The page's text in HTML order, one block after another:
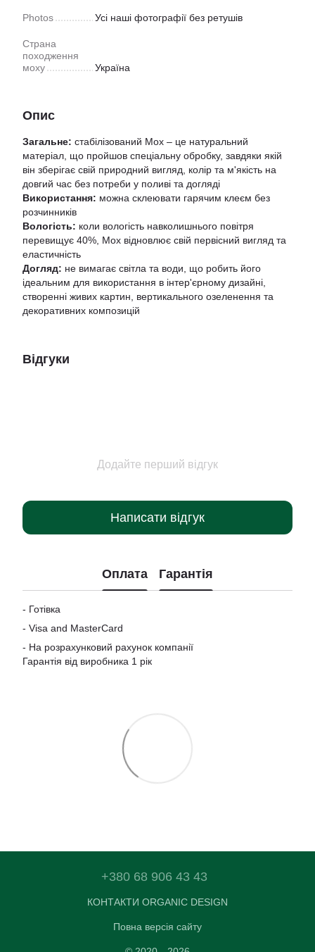
Photos Усі наші фотографії без ретушів
Страна
походження
моху
Україна
Опис
Загальне: стабілізований Мох – це натуральний
матеріал, що пройшов спеціальну обробку, завдяки якій
він зберігає свій природний вигляд, колір та м'якість на
довгий час без потреби у поливі та догляді
Використання: можна склеювати гарячим клеєм без
розчинників
Вологість: коли вологість навколишнього повітря
перевищує 40%, Мох відновлює свій первісний вигляд та
еластичність
Догляд: не вимагає світла та води, що робить його
ідеальним для використання в інтер'єрному дизайні,
створенні живих картин, вертикального озеленення та
декоративних композицій
Відгуки
Додайте перший відгук
Написати відгук
Оплата Гарантія
- Готівка
- Visa and MasterCard
- На розрахунковий рахунок компанії
Гарантія від виробника 1 рік
+380 68 906 43 43
КОНТАКТИ ORGANIC DESIGN
Повна версія сайту